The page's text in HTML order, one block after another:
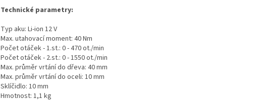
Technické parametry:
Typ aku: Li-ion 12 V
Max. utahovací moment: 40 Nm
Počet otáček - 1.st.: 0 - 470 ot./min
Počet otáček - 2.st.: 0 - 1550 ot./min
Max. průměr vrtání do dřeva: 40 mm
Max. průměr vrtání do oceli: 10 mm
Sklíčidlo: 10 mm
Hmotnost: 1,1 kg